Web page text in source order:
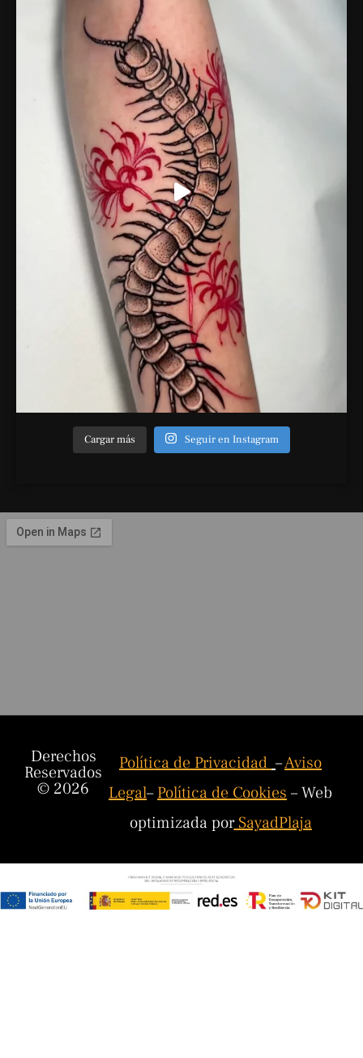
Cargar más Seguir en Instagram
Derechos
Reservados
© 2026
Política de Privacidad–Aviso
Legal–Política de Cookies– Web
optimizada porSayadPlaja